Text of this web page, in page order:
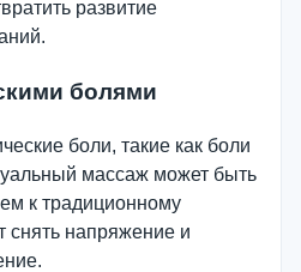
развитие
болями
боли, такие как боли
массаж может быть
к традиционному
снять напряжение и